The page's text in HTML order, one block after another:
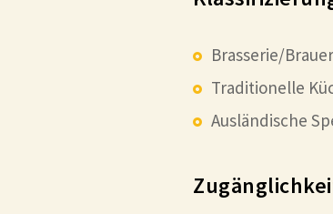
Brasserie/
Traditionelle
Ausländische